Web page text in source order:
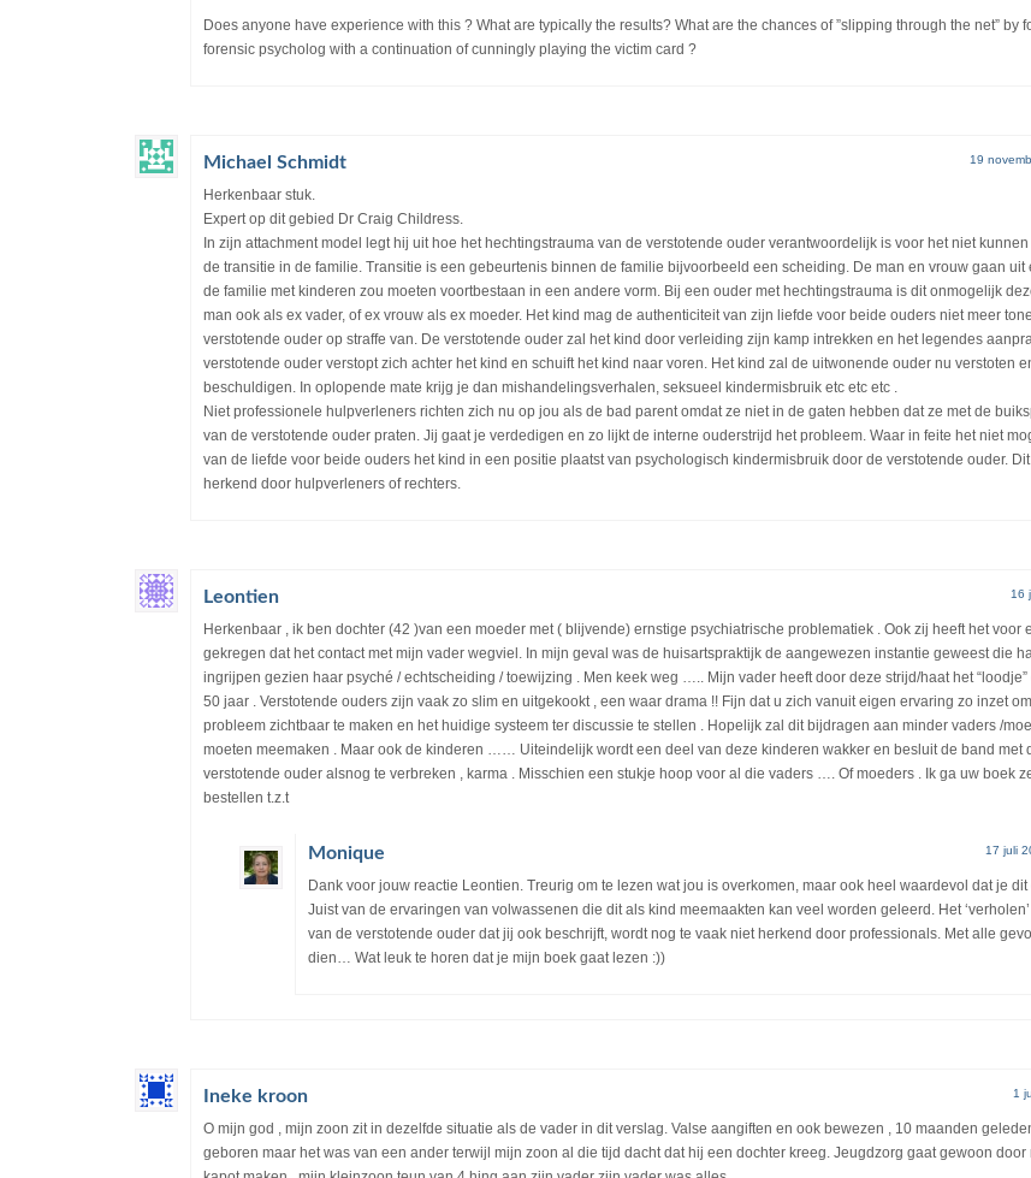
Does anyone have experience with this ? What are typically the results? What are the chances of ”slipping through the net” by
forensic psycholog with a continuation of cunningly playing the victim card ?
Michael Schmidt 19
Herkenbaar stuk.
Expert op dit gebied Dr Craig Childress.
In zijn attachment model legt hij uit hoe het hechtingstrauma van de verstotende ouder verantwoordelijk is voor het niet
de transitie in de familie. Transitie is een gebeurtenis binnen de familie bijvoorbeeld een scheiding. De man en vrouw gaan uit
de familie met kinderen zou moeten voortbestaan in een andere vorm. Bij een ouder met hechtingstrauma is dit onmogelijk
man ook als ex vader, of ex vrouw als ex moeder. Het kind mag de authenticiteit van zijn liefde voor beide ouders niet meer
verstotende ouder op straffe van. De verstotende ouder zal het kind door verleiding zijn kamp intrekken en het legendes
verstotende ouder verstopt zich achter het kind en schuift het kind naar voren. Het kind zal de uitwonende ouder nu verstoten
beschuldigen. In oplopende mate krijg je dan mishandelingsverhalen, seksueel kindermisbruik etc etc etc .
Niet professionele hulpverleners richten zich nu op jou als de bad parent omdat ze niet in de gaten hebben dat ze met de
van de verstotende ouder praten. Jij gaat je verdedigen en zo lijkt de interne ouderstrijd het probleem. Waar in feite het niet
van de liefde voor beide ouders het kind in een positie plaatst van psychologisch kindermisbruik door de verstotende ouder.
herkend door hulpverleners of rechters.
Leontien 16
Herkenbaar , ik ben dochter (42 )van een moeder met ( blijvende) ernstige psychiatrische problematiek . Ook zij heeft het voor
gekregen dat het contact met mijn vader wegviel. In mijn geval was de huisartspraktijk de aangewezen instantie geweest die
ingrijpen gezien haar psyché / echtscheiding / toewijzing . Men keek weg ….. Mijn vader heeft door deze strijd/haat het
50 jaar . Verstotende ouders zijn vaak zo slim en uitgekookt , een waar drama !! Fijn dat u zich vanuit eigen ervaring zo inzet
probleem zichtbaar te maken en het huidige systeem ter discussie te stellen . Hopelijk zal dit bijdragen aan minder vaders /
moeten meemaken . Maar ook de kinderen …… Uiteindelijk wordt een deel van deze kinderen wakker en besluit de band met
verstotende ouder alsnog te verbreken , karma . Misschien een stukje hoop voor al die vaders …. Of moeders . Ik ga uw boek
bestellen t.z.t
Monique 17 juli
Dank voor jouw reactie Leontien. Treurig om te lezen wat jou is overkomen, maar ook heel waardevol dat je dit
Juist van de ervaringen van volwassenen die dit als kind meemaakten kan veel worden geleerd. Het
van de verstotende ouder dat jij ook beschrijft, wordt nog te vaak niet herkend door professionals. Met alle
dien… Wat leuk te horen dat je mijn boek gaat lezen :))
Ineke kroon 1
O mijn god , mijn zoon zit in dezelfde situatie als de vader in dit verslag. Valse aangiften en ook bewezen , 10 maanden
geboren maar het was van een ander terwijl mijn zoon al die tijd dacht dat hij een dochter kreeg. Jeugdzorg gaat gewoon door